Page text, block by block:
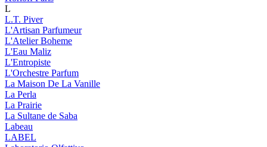
L
L.T. Piver
L'Artisan Parfumeur
L'Atelier Boheme
L'Eau Maliz
L'Entropiste
L'Orchestre Parfum
La Maison De La Vanille
La Perla
La Prairie
La Sultane de Saba
Labeau
LABEL